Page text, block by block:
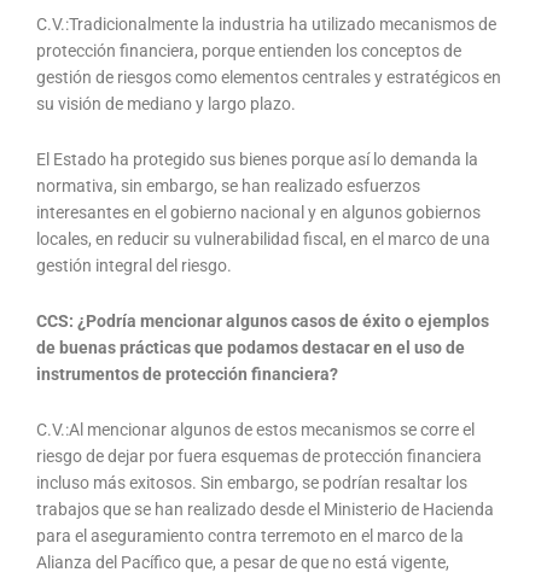
C.V.:Tradicionalmente la industria ha utilizado mecanismos de
protección financiera, porque entienden los conceptos de
gestión de riesgos como elementos centrales y estratégicos en
su visión de mediano y largo plazo.
El Estado ha protegido sus bienes porque así lo demanda la
normativa, sin embargo, se han realizado esfuerzos
interesantes en el gobierno nacional y en algunos gobiernos
locales, en reducir su vulnerabilidad fiscal, en el marco de una
gestión integral del riesgo.
CCS: ¿Podría mencionar algunos casos de éxito o ejemplos
de buenas prácticas que podamos destacar en el uso de
instrumentos de protección financiera?
C.V.:Al mencionar algunos de estos mecanismos se corre el
riesgo de dejar por fuera esquemas de protección financiera
incluso más exitosos. Sin embargo, se podrían resaltar los
trabajos que se han realizado desde el Ministerio de Hacienda
para el aseguramiento contra terremoto en el marco de la
Alianza del Pacífico que, a pesar de que no está vigente,